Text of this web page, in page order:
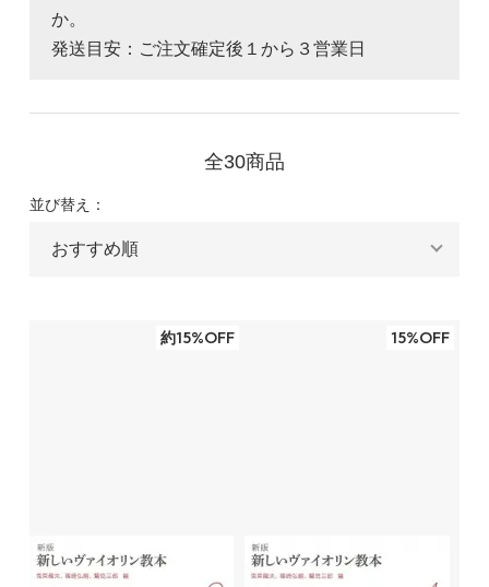
か。
発送目安：ご注文確定後１から３営業日
全30商品
並び替え：
約15%OFF 15%OFF